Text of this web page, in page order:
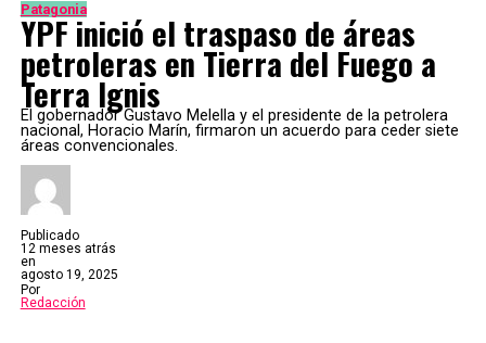
Patagonia
YPF inició el traspaso de áreas
petroleras en Tierra del Fuego a
Terra Ignis
El gobernador Gustavo Melella y el presidente de la petrolera
nacional, Horacio Marín, firmaron un acuerdo para ceder siete
áreas convencionales.
Publicado
12 meses atrás
en
agosto 19, 2025
Por
Redacción